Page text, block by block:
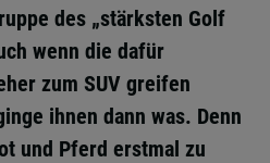
des „stärksten Golf
wenn die dafür
zum SUV greifen
ihnen dann was. Denn
und Pferd erstmal zu